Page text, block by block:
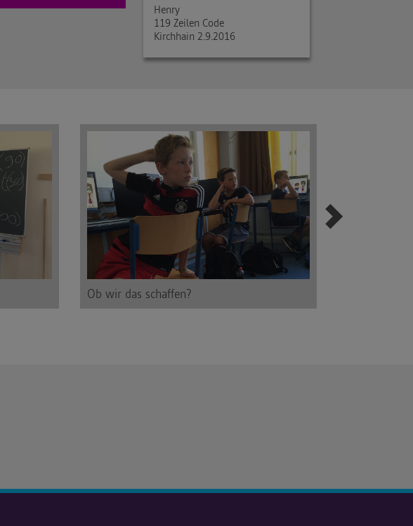
Henry
119 Zeilen Code
Kirchhain 2.9.2016
Ob wir das schaffen?